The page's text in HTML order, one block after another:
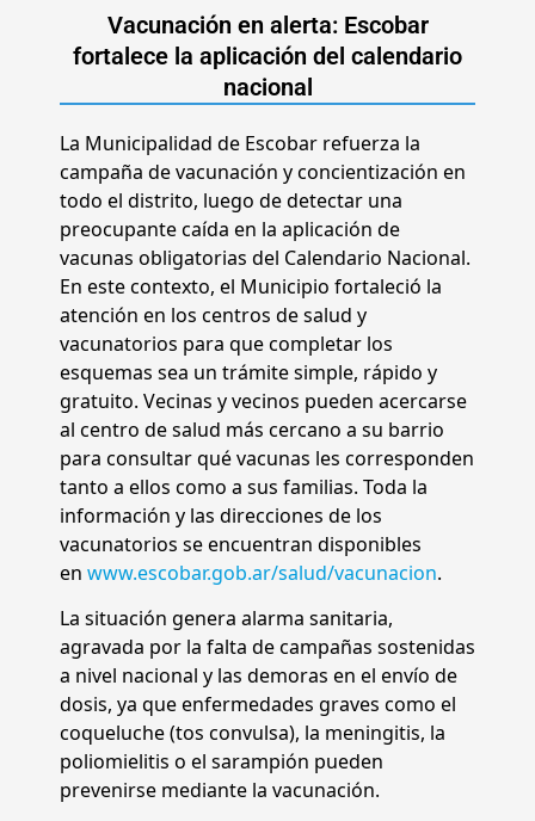
Vacunación en alerta: Escobar
fortalece la aplicación del calendario
nacional
La Municipalidad de Escobar refuerza la
campaña de vacunación y concientización en
todo el distrito, luego de detectar una
preocupante caída en la aplicación de
vacunas obligatorias del Calendario Nacional.
En este contexto, el Municipio fortaleció la
atención en los centros de salud y
vacunatorios para que completar los
esquemas sea un trámite simple, rápido y
gratuito. Vecinas y vecinos pueden acercarse
al centro de salud más cercano a su barrio
para consultar qué vacunas les corresponden
tanto a ellos como a sus familias. Toda la
información y las direcciones de los
vacunatorios se encuentran disponibles
en www.escobar.gob.ar/salud/vacunacion.
La situación genera alarma sanitaria,
agravada por la falta de campañas sostenidas
a nivel nacional y las demoras en el envío de
dosis, ya que enfermedades graves como el
coqueluche (tos convulsa), la meningitis, la
poliomielitis o el sarampión pueden
prevenirse mediante la vacunación.